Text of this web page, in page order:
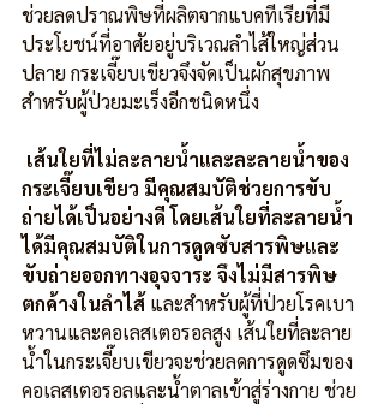
ช่วยลดปราณพิษที่ผลิตจากแบคทีเรียที่มี
ประโยชน์ที่อาศัยอยู่บริเวณลำไส้ใหญ่ส่วน
ปลาย กระเจี๊ยบเขียวจึงจัดเป็นผักสุขภาพ
สำหรับผู้ป่วยมะเร็งอีกชนิดหนึ่ง
เส้นใยที่ไม่ละลายน้ำและละลายน้ำของ
กระเจี๊ยบเขียว มีคุณสมบัติช่วยการขับ
ถ่ายได้เป็นอย่างดี โดยเส้นใยที่ละลายน้ำ
ได้มีคุณสมบัติในการดูดซับสารพิษและ
ขับถ่ายออกทางอุจจาระ จึงไม่มีสารพิษ
ตกค้างในลำไส้ และสำหรับผู้ที่ป่วยโรคเบา
หวานและคอเลสเตอรอลสูง เส้นใยที่ละลาย
น้ำในกระเจี๊ยบเขียวจะช่วยลดการดูดซึมของ
คอเลสเตอรอลและน้ำตาลเข้าสู่ร่างกาย ช่วย